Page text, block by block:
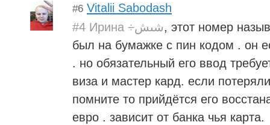
#6 Vitalii Sabodash
#4 Ирина ÷شىش, этот номер
был на бумажке с пин кодом . он
. но обязательный его ввод
виза и мастер кард. если
помните то прийдётся его
евро . зависит от банка чья карта.